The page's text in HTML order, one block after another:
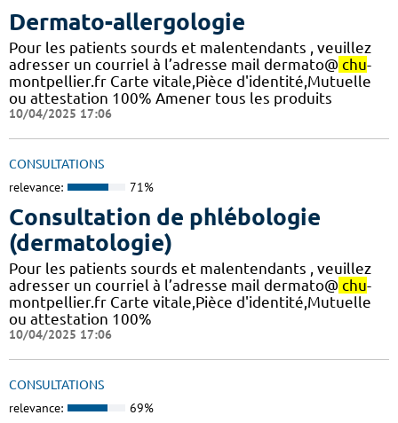
Dermato-allergologie
Pour les patients sourds et malentendants , veuillez
adresser un courriel à l’adresse mail dermato@ chu-
montpellier.fr Carte vitale,Pièce d'identité,Mutuelle
ou attestation 100% Amener tous les produits
10/04/2025 17:06
CONSULTATIONS
relevance: 71%
Consultation de phlébologie
(dermatologie)
Pour les patients sourds et malentendants , veuillez
adresser un courriel à l’adresse mail dermato@ chu-
montpellier.fr Carte vitale,Pièce d'identité,Mutuelle
ou attestation 100%
10/04/2025 17:06
CONSULTATIONS
relevance: 69%